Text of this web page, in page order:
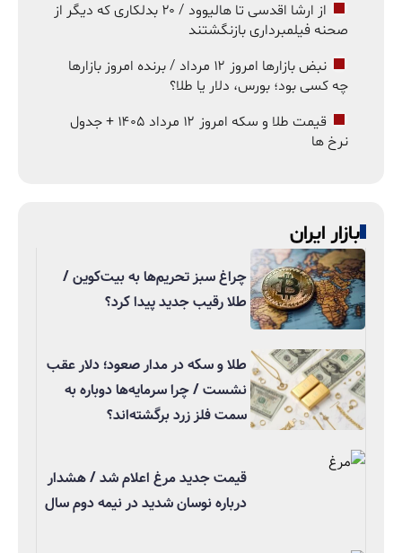
از ارشا اقدسی تا هالیوود / ۲۰ بدلکاری که دیگر از
صحنه فیلمبرداری بازنگشتند
نبض بازارها امروز ۱۲ مرداد / برنده امروز بازارها
چه کسی بود؛ بورس، دلار یا طلا؟
قیمت طلا و سکه امروز ۱۲ مرداد ۱۴۰۵ + جدول
نرخ ها
بازار ایران
چراغ سبز تحریم‌ها به بیت‌کوین /
طلا رقیب جدید پیدا کرد؟
طلا و سکه در مدار صعود؛ دلار عقب
نشست / چرا سرمایه‌ها دوباره به
سمت فلز زرد برگشته‌اند؟
قیمت جدید مرغ اعلام شد / هشدار
درباره نوسان شدید در نیمه دوم سال